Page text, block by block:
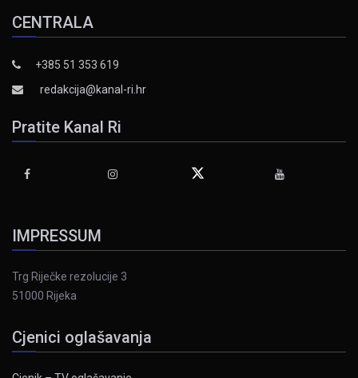
CENTRALA
+385 51 353 619
redakcija@kanal-ri.hr
Pratite Kanal Ri
IMPRESSUM
Trg Riječke rezolucije 3
51000 Rijeka
Cjenici oglašavanja